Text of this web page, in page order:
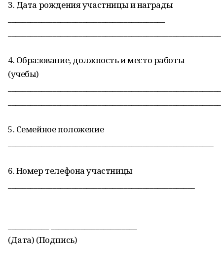
3. Дата рождения участницы и награды
4. Образование, должность и место работы
(учебы)
5. Семейное положение
6. Номер телефона участницы
(Дата) (Подпись)